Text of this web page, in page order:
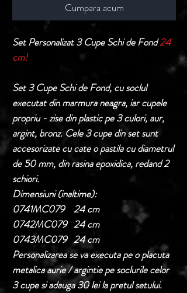
Cumpara acum
Set Personalizat 3 Cupe Schi de Fond24
cm!
Set 3 Cupe Schi de Fond, cu soclul
executat din marmura neagra, iar cupele
propriu - zise din plastic pe 3 culori, aur,
argint, bronz. Cele 3 cupe din set sunt
accesorizate cu cate o pastila cu diametrul
de 50 mm, din rasina epoxidica, redand 2
schiori.
Dimensiuni (inaltime):
0741MC079 24 cm
0742MC079 24 cm
0743MC079 24 cm
Personalizarea se va executa pe o placuta
metalica aurie / argintie pe soclurile celor
3 cupe si adauga 30 lei la pretul setului.